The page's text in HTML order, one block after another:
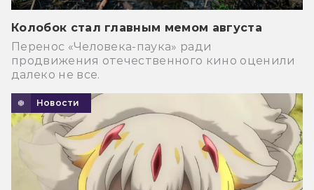
Колобок стал главным мемом августа
Перенос «Человека-паука» ради
продвижения отечественного кино оценили
далеко не все.
Новости